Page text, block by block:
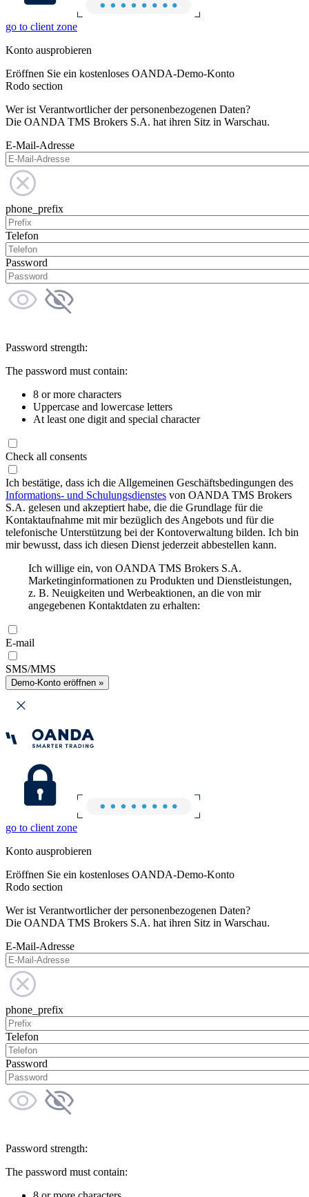
go to client zone
Konto ausprobieren
Eröffnen Sie ein kostenloses OANDA-Demo-Konto
Rodo section
Wer ist Verantwortlicher der personenbezogenen Daten?
Die OANDA TMS Brokers S.A. hat ihren Sitz in Warschau.
E-Mail-Adresse
phone_prefix
Telefon
Password
Password strength:
The password must contain:
8 or more characters
Uppercase and lowercase letters
At least one digit and special character
Check all consents
Ich bestätige, dass ich die Allgemeinen Geschäftsbedingungen des
Informations- und Schulungsdienstes von OANDA TMS Brokers
S.A. gelesen und akzeptiert habe, die die Grundlage für die
Kontaktaufnahme mit mir bezüglich des Angebots und für die
telefonische Unterstützung bei der Kontoverwaltung bilden. Ich bin
mir bewusst, dass ich diesen Dienst jederzeit abbestellen kann.
Ich willige ein, von OANDA TMS Brokers S.A.
Marketinginformationen zu Produkten und Dienstleistungen,
z. B. Neuigkeiten und Werbeaktionen, an die von mir
angegebenen Kontaktdaten zu erhalten:
E-mail
SMS/MMS
Demo-Konto eröffnen »
go to client zone
Konto ausprobieren
Eröffnen Sie ein kostenloses OANDA-Demo-Konto
Rodo section
Wer ist Verantwortlicher der personenbezogenen Daten?
Die OANDA TMS Brokers S.A. hat ihren Sitz in Warschau.
E-Mail-Adresse
phone_prefix
Telefon
Password
Password strength:
The password must contain: